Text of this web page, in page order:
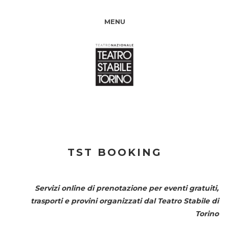
MENU
TST BOOKING
Servizi online di prenotazione per eventi gratuiti,
trasporti e provini organizzati dal Teatro Stabile di
Torino